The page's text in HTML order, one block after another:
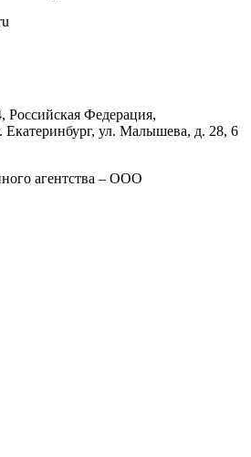
, Российская Федерация,
Екатеринбург, ул. Малышева, д. 28, 6
агентства – ООО